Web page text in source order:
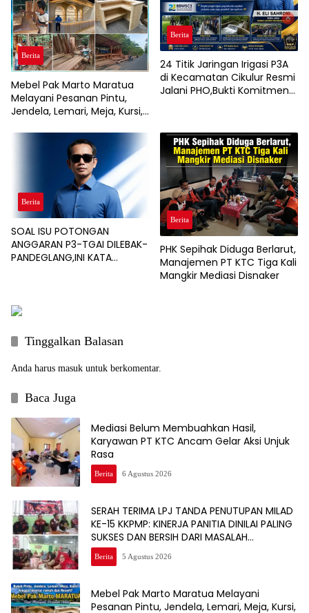
Berita
Mebel Pak Marto Maratua
Melayani Pesanan Pintu,
Jendela, Lemari, Meja, Kursi,
Berita
24 Titik Jaringan Irigasi P3A
di Kecamatan Cikulur Resmi
Jalani PHO,Bukti Komitmen
Berita
SOAL ISU POTONGAN
ANGGARAN P3-TGAI DILEBAK-
PANDEGLANG,INI KATA
Berita
PHK Sepihak Diduga Berlarut,
Manajemen PT KTC Tiga Kali
Mangkir Mediasi Disnaker
Tinggalkan Balasan
Anda harus masuk untuk berkomentar.
Baca Juga
Mediasi Belum Membuahkan Hasil,
Karyawan PT KTC Ancam Gelar Aksi Unjuk
Rasa
Berita 6 Agustus 2026
SERAH TERIMA LPJ TANDA PENUTUPAN MILAD
KE-15 KKPMP: KINERJA PANITIA DINILAI PALING
SUKSES DAN BERSIH DARI MASALAH
KEUANGAN
Berita 5 Agustus 2026
Mebel Pak Marto Maratua Melayani
Pesanan Pintu, Jendela, Lemari, Meja, Kursi,